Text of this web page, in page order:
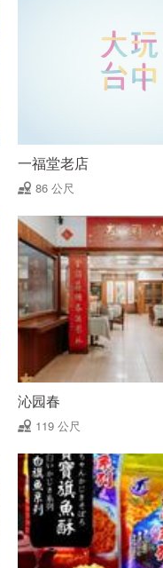
一福堂老店
86 公尺
沁园春
119 公尺